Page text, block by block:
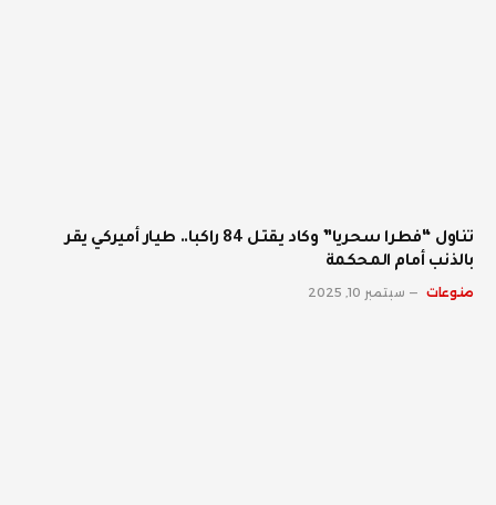
تناول “فطرا سحريا” وكاد يقتل 84 راكبا.. طيار أميركي يقر
بالذنب أمام المحكمة
منوعات سبتمبر 10, 2025